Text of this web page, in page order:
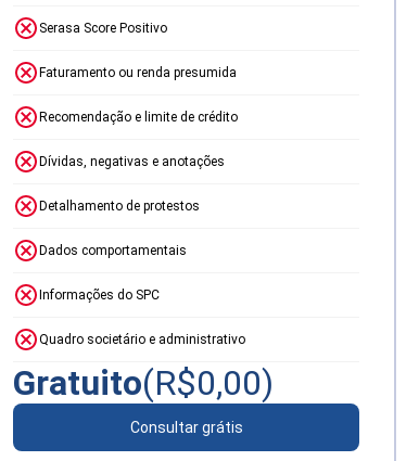
Serasa Score Positivo
Faturamento ou renda presumida
Recomendação e limite de crédito
Dívidas, negativas e anotações
Detalhamento de protestos
Dados comportamentais
Informações do SPC
Quadro societário e administrativo
Gratuito(R$0,00)
Consultar grátis